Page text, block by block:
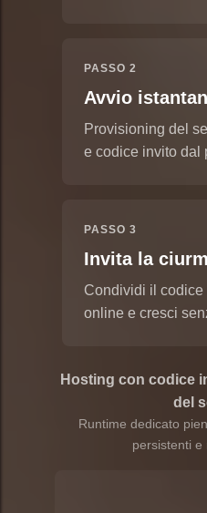
PASSO 2
Avvio
Provisioning del
e codice invito dal
PASSO 3
Invita la
Condividi il
online e cresci
Hosting con codice
del
Runtime dedicato
persistenti e